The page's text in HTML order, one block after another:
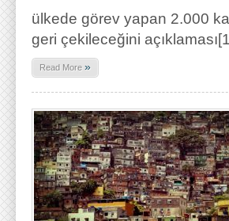
ülkede görev yapan 2.000
geri çekileceğini
Read More »